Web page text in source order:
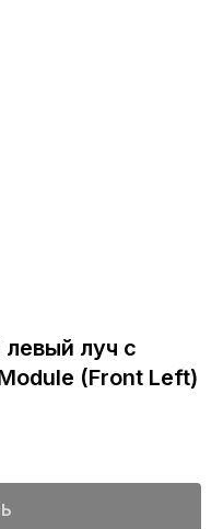
луч с
(Front Left)